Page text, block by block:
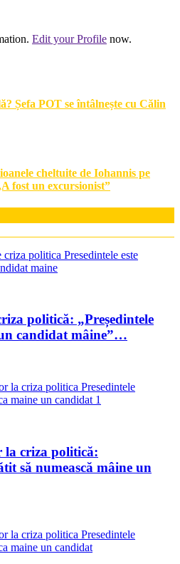
Edit your Profile now.
Șefa POT se întâlnește cu Călin
cheltuite de Iohannis pe
fost un excursionist”
politică: „Președintele
un candidat mâine”…
la criza politică:
să numească mâine un